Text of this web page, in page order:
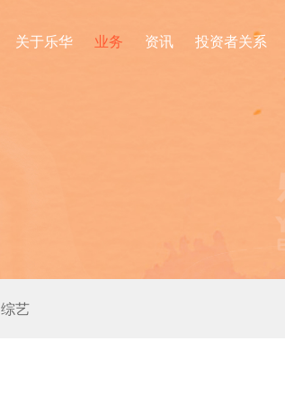
关于乐华 业务 资讯 投资者关系
综艺